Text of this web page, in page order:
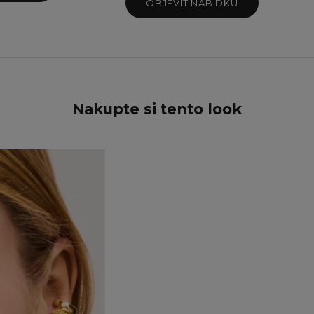
Teal Sparkle
OBJEVIT NABÍDKU
Nakupte si tento look